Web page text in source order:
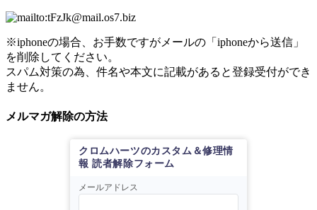
※iphoneの場合、お手数ですがメールの「iphoneから送信」
を削除してください。
スパム対策の為、件名や本文に記載があると登録受付ができ
ません。
メルマガ解除の方法
クロムハーツのカスタム＆修理情
報 読者解除フォーム
メールアドレス